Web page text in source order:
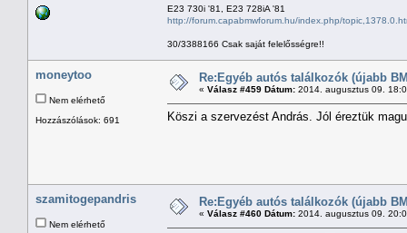
E23 730i '81, E23 728iA '81
http://forum.capabmwforum.hu/index.php/
30/3388166 Csak saját felelősségre!!
moneytoo
Nem elérhető
Hozzászólások: 691
Re:Egyéb autós találkozók (újabb
« Válasz #459 Dátum: 2014. augusztus 09.
Köszi a szervezést András. Jól éreztük
szamitogepandris
Nem elérhető
Re:Egyéb autós találkozók (újabb
« Válasz #460 Dátum: 2014. augusztus 09.